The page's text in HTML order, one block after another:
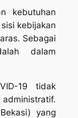
kebutuhan
kebijakan
Sebagai
dalam
19 tidak
yang